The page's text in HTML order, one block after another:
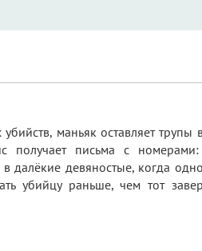
маньяк оставляет
получает письма с
девяностые, когда
убийцу раньше, чем тот